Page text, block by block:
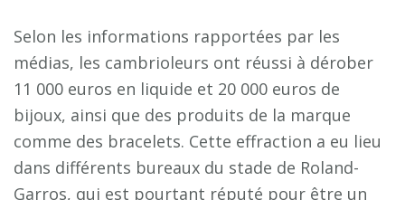
Selon les informations rapportées par les
médias, les cambrioleurs ont réussi à dérober
11 000 euros en liquide et 20 000 euros de
bijoux, ainsi que des produits de la marque
comme des bracelets. Cette effraction a eu lieu
dans différents bureaux du stade de Roland-
Garros, qui est pourtant réputé pour être un